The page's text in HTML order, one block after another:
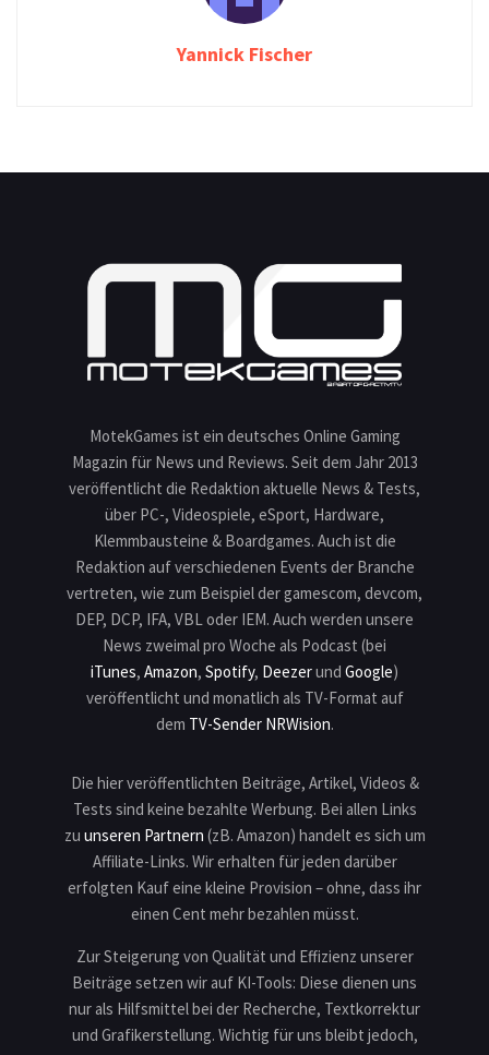
Yannick Fischer
MotekGames ist ein deutsches Online Gaming
Magazin für News und Reviews. Seit dem Jahr 2013
veröffentlicht die Redaktion aktuelle News & Tests,
über PC-, Videospiele, eSport, Hardware,
Klemmbausteine & Boardgames. Auch ist die
Redaktion auf verschiedenen Events der Branche
vertreten, wie zum Beispiel der gamescom, devcom,
DEP, DCP, IFA, VBL oder IEM. Auch werden unsere
News zweimal pro Woche als Podcast (bei
iTunes, Amazon, Spotify, Deezerund Google)
veröffentlicht und monatlich als TV-Format auf
dem TV-Sender NRWision.
Die hier veröffentlichten Beiträge, Artikel, Videos &
Tests sind keine bezahlte Werbung. Bei allen Links
zu unseren Partnern (zB. Amazon) handelt es sich um
Affiliate-Links. Wir erhalten für jeden darüber
erfolgten Kauf eine kleine Provision – ohne, dass ihr
einen Cent mehr bezahlen müsst.
Zur Steigerung von Qualität und Effizienz unserer
Beiträge setzen wir auf KI-Tools: Diese dienen uns
nur als Hilfsmittel bei der Recherche, Textkorrektur
und Grafikerstellung. Wichtig für uns bleibt jedoch,